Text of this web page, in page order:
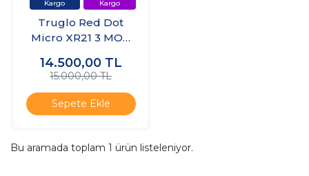
Truglo Red Dot
Micro XR21 3 MOA
14.500,00 TL
15.000,00 TL
Sepete Ekle
Bu aramada toplam 1 ürün listeleniyor.